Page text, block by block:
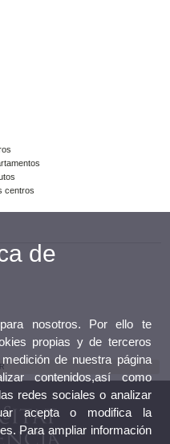
centros
de
nosotros. Por ello te
propias y de terceros
de nuestra página
contenidos,así como
redes sociales o analizar
acepta o modifica la
Para ampliar información